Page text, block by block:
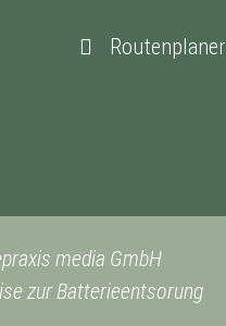
Routenplaner
media GmbH
zur Batterieentsorung